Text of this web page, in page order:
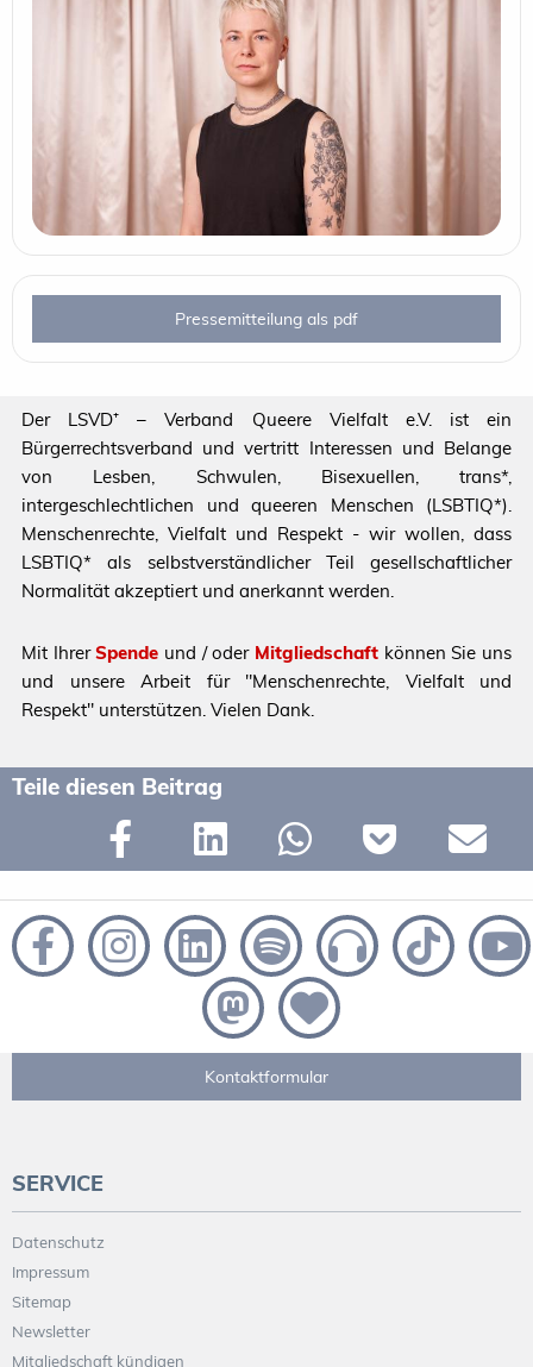
Pressemitteilung als pdf
Der LSVD⁺ – Verband Queere Vielfalt e.V. ist ein
Bürgerrechtsverband und vertritt Interessen und Belange
von Lesben, Schwulen, Bisexuellen, trans*,
intergeschlechtlichen und queeren Menschen (LSBTIQ*).
Menschenrechte, Vielfalt und Respekt - wir wollen, dass
LSBTIQ* als selbstverständlicher Teil gesellschaftlicher
Normalität akzeptiert und anerkannt werden.
Mit IhrerSpende und / oder Mitgliedschaft können Sie uns
und unsere Arbeit für "Menschenrechte, Vielfalt und
Respekt" unterstützen. Vielen Dank.
Teile diesen Beitrag
Kontaktformular
SERVICE
Datenschutz
Impressum
Sitemap
Newsletter
Mitgliedschaft kündigen